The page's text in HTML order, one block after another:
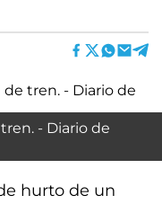
- Diario de
hurto de un